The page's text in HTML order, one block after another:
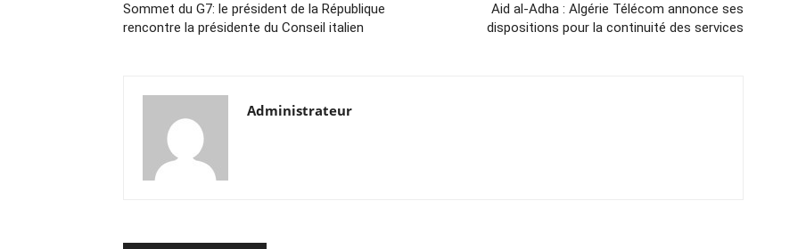
Sommet du G7: le président de la République
rencontre la présidente du Conseil italien
Aid al-Adha : Algérie Télécom annonce ses
dispositions pour la continuité des services
Administrateur